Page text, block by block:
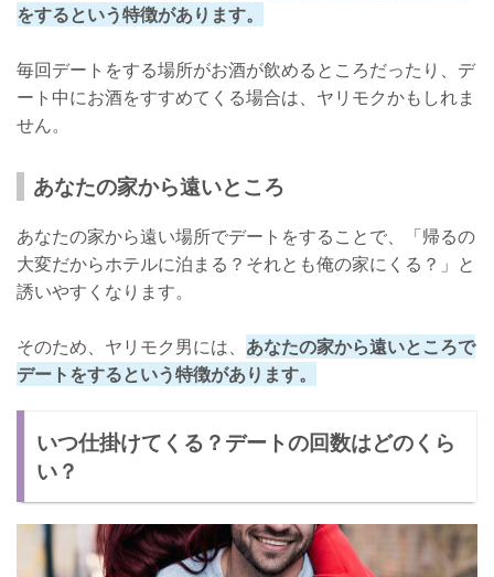
をするという特徴があります。
毎回デートをする場所がお酒が飲めるところだったり、デ
ート中にお酒をすすめてくる場合は、ヤリモクかもしれま
せん。
あなたの家から遠いところ
あなたの家から遠い場所でデートをすることで、「帰るの
大変だからホテルに泊まる？それとも俺の家にくる？」と
誘いやすくなります。
そのため、ヤリモク男には、 あなたの家から遠いところで
デートをするという特徴があります。
いつ仕掛けてくる？デートの回数はどのくら
い？